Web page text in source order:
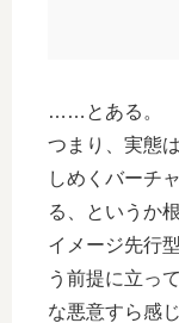
……とある。
つまり、実態
しめくバーチ
る、というか
イメージ先行
う前提に立っ
な悪意すら感